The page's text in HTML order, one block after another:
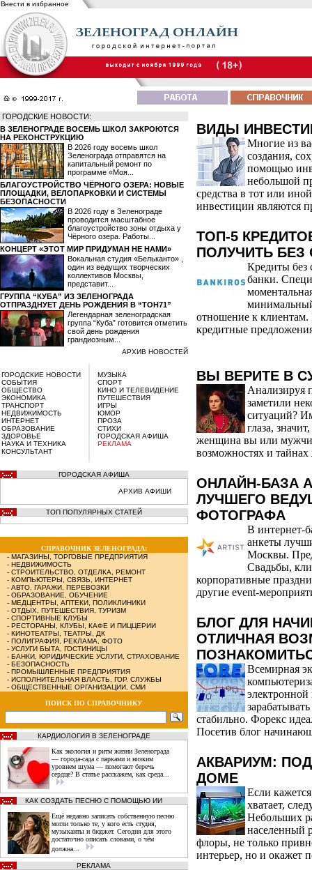
Внести в избранное
ГОРОДСКИЕ НОВОСТИ:
В ЗЕЛЕНОГРАДЕ ВОСЕМЬ ШКОЛ ЗАКРОЮТСЯ
НА РЕКОНСТРУКЦИЮ
В 2026 году восемь школ
Зеленограда отправятся на
капитальный ремонт по
программе «Моя...
БЛАГОУСТРОЙСТВО ЧЁРНОГО ОЗЕРА: НОВЫЕ
ПЛОЩАДКИ, ВЕЛОПАРКОВКИ И СИСТЕМЫ
БЕЗОПАСНОСТИ
В 2026 году в Зеленограде
проводится масштабное
благоустройство зоны отдыха у
Чёрного озера. Работы...
КОНЦЕРТ «ЭТОТ МИР ПРИДУМАН НЕ НАМИ»
Вокальная студия «Бельканто» ,
один из ведущих творческих
коллективов Москвы,
представит...
ГРУППА “КУБА” ИЗ ЗЕЛЕНОГРАДА
ОТПРАЗДНУЕТ ДЕНЬ РОЖДЕНИЯ В “ТОН71”
Легендарная зеленоградская
группа “Куба” готовится отметить
свой день рождения
грандиозным...
АРХИВ НОВОСТЕЙ
ГОРОДСКИЕ НОВОСТИ
СОБЫТИЯ
ОБЩЕСТВО
ЭКОНОМИКА
ТРАНСПОРТ
НЕДВИЖИМОСТЬ
ИНТЕРНЕТ
ОБРАЗОВАНИЕ
ЗДОРОВЬЕ
НАУКА И ТЕХНИКА
КОНСУЛЬТАНТ
МУЗЫКА
СПОРТ
КИНО И ТЕЛЕВИДЕНИЕ
ПУТЕШЕСТВИЯ
ИГРЫ
ЮМОР
ПРОЗА
СТИХИ
ГОРОДСКАЯ АФИША
РЕКЛАМА
ГОРОДСКАЯ АФИША
АРХИВ АФИШИ
ТОП ПОПУЛЯРНЫХ СТАТЕЙ
СПРАВОЧНИК ЗЕЛЕНОГРАДА:
- МАГАЗИНЫ, ТОРГОВЫЕ ПРЕДПРИЯТИЯ
- НЕДВИЖИМОСТЬ
- СТРОИТЕЛЬСТВО, ОТДЕЛКА, РЕМОНТ
- КОМПЬЮТЕРЫ, СВЯЗЬ, ИНТЕРНЕТ
- АВТО, ГАРАЖИ, ПЕРЕВОЗКИ
- ОБРАЗОВАНИЕ, ОБУЧЕНИЕ
- МЕДЦЕНТРЫ, АПТЕКИ, ПОЛИКЛИНИКИ
- ОТДЫХ, ПУТЕШЕСТВИЯ, ТУРИЗМ
- СПОРТИВНЫЕ КЛУБЫ
- РЕСТОРАНЫ, КЛУБЫ, КАФЕ И ПИЦЦЕРИИ
- КИНОТЕАТРЫ, ТЕАТРЫ, ДК
- ПОЛИГРАФИЯ, РЕКЛАМА, ФОТО
- УСЛУГИ БЫТА, ГОСТИНИЦЫ
- БАНКИ, ЮРИДИЧЕСКИЕ УСЛУГИ, СТРАХОВАНИЕ
- БЕЗОПАСНОСТЬ
- ПРОМЫШЛЕННЫЕ ПРЕДПРИЯТИЯ
- ИСПОЛНИТЕЛЬНАЯ ВЛАСТЬ, ГОР. СЛУЖБЫ
- ОБЩЕСТВЕННЫЕ ОРГАНИЗАЦИИ, СМИ
ПОИСК ПО СПРАВОЧНИКУ
КАРДИОЛОГИЯ В ЗЕЛЕНОГРАДЕ
Как экология и ритм жизни Зеленограда
— города‑сада с парками и низким
уровнем шума — помогают беречь
сердце? В статье расскажем, как среда...
КАК СОЗДАТЬ ПЕСНЮ С ПОМОЩЬЮ ИИ
Ещё недавно записать собственную песню
могли только те, у кого есть студия,
музыканты и бюджет. Сегодня для этого
достаточно описать словами, о чём
должна...
РЕКЛАМА
ВИДЫ
Многие из
создания,
помощью
небольшой
средства в тот или
инвестиции являются
ТОП-5
ПОЛУЧИТЬ БЕЗ
Кредиты без
банки.
отношение к клиентам.
кредитные
ВЫ ВЕРИТЕ В
Анализируя
заметили
ситуаций?
глаза,
женщина вы или
возможностях и
ОНЛАЙН-БАЗА
ЛУЧШЕГО
ФОТОГРАФА
В интернет-
анкеты
Москвы.
Свадьбы,
корпоративные
другие event-
БЛОГ ДЛЯ
ОТЛИЧНАЯ
Всемирная
стабильно. Форекс
Посетив блог
АКВАРИУМ:
ДОМЕ
Если
хватает,
Небольших
населенный
флоры, не только
интерьер, но и окажет